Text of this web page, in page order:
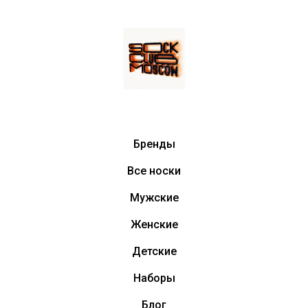
Бренды
Все носки
Мужские
Женские
Детские
Наборы
Блог